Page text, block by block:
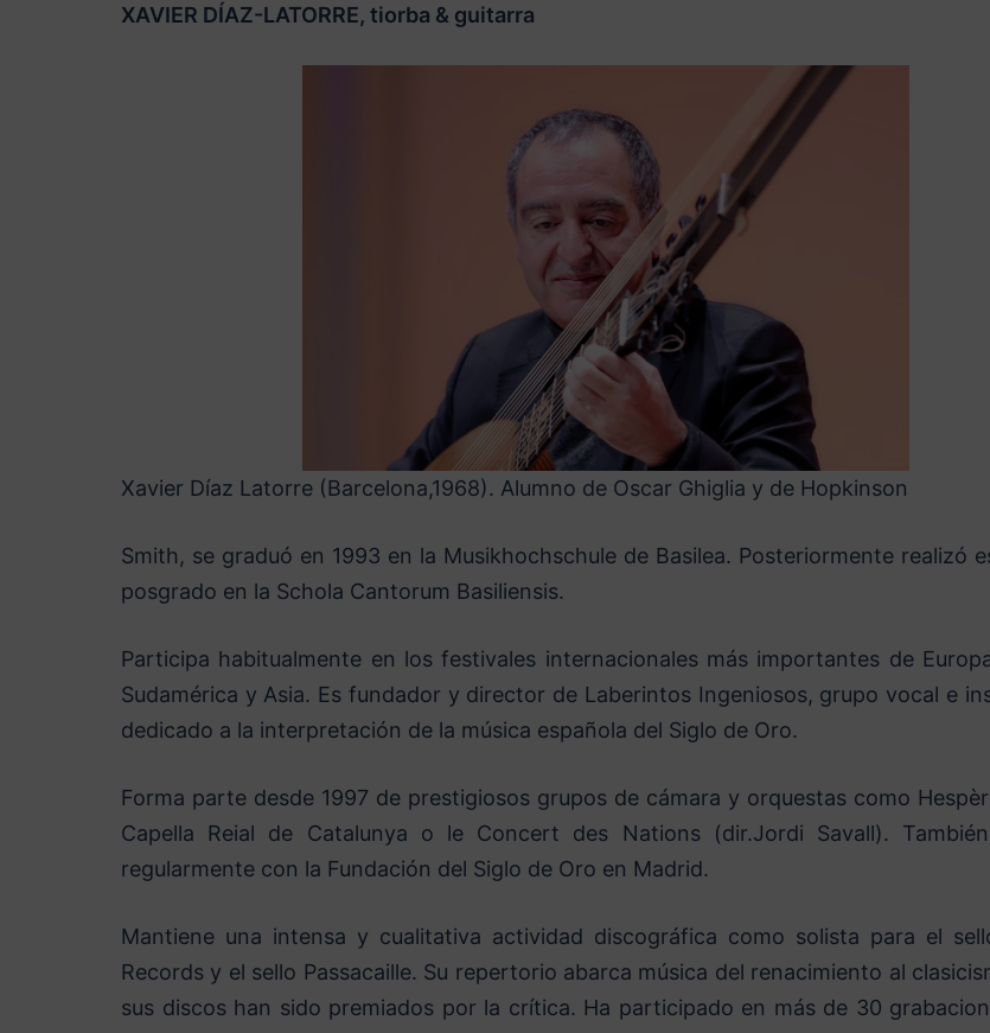
XAVIER DÍAZ-LATORRE, tiorba & guitarra
Xavier Díaz Latorre (Barcelona,1968). Alumno de Oscar Ghiglia y de Hopkinson
Smith, se graduó en 1993 en la Musikhochschule de Basilea. Posteriormente realizó
posgrado en la Schola Cantorum Basiliensis.
Participa habitualmente en los festivales internacionales más importantes de
Sudamérica y Asia. Es fundador y director de Laberintos Ingeniosos, grupo vocal e
dedicado a la interpretación de la música española del Siglo de Oro.
Forma parte desde 1997 de prestigiosos grupos de cámara y orquestas como
Capella Reial de Catalunya o le Concert des Nations (dir.Jordi Savall).
regularmente con la Fundación del Siglo de Oro en Madrid.
Mantiene una intensa y cualitativa actividad discográfica como solista para el
Records y el sello Passacaille. Su repertorio abarca música del renacimiento al
sus discos han sido premiados por la crítica. Ha participado en más de 30